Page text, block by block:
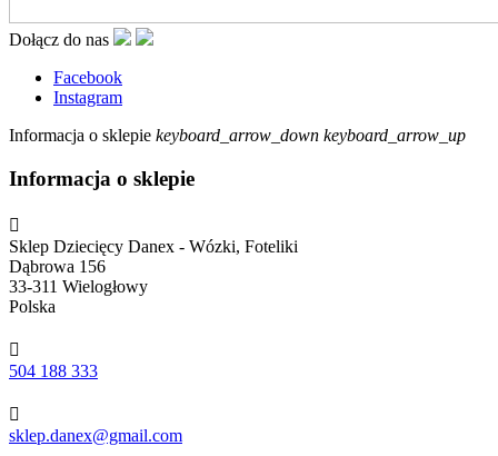
Dołącz do nas
Facebook
Instagram
Informacja o sklepie keyboard_arrow_down keyboard_arrow_up
Informacja o sklepie

Sklep Dziecięcy Danex - Wózki, Foteliki
Dąbrowa 156
33-311 Wielogłowy
Polska

504 188 333

sklep.danex@gmail.com